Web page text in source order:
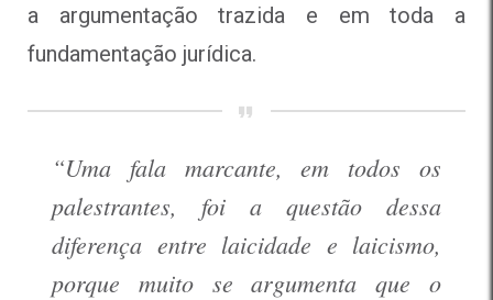
a argumentação trazida e em toda a
fundamentação jurídica.
“Uma fala marcante, em todos os
palestrantes, foi a questão dessa
diferença entre laicidade e laicismo,
porque muito se argumenta que o